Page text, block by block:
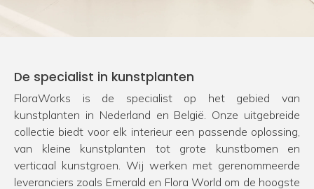
De specialist in kunstplanten
FloraWorks is de specialist op het gebied van
kunstplanten in Nederland en België. Onze uitgebreide
collectie biedt voor elk interieur een passende oplossing,
van kleine kunstplanten tot grote kunstbomen en
verticaal kunstgroen. Wij werken met gerenommeerde
leveranciers zoals Emerald en Flora World om de hoogste